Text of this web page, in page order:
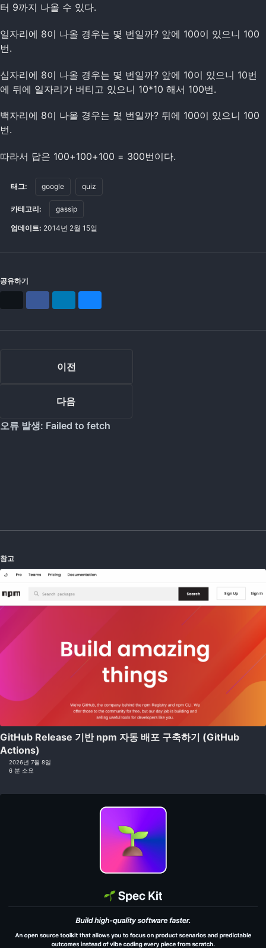
터 9까지 나올 수 있다.
일자리에 8이 나올 경우는 몇 번일까? 앞에 100이 있으니 100
번.
십자리에 8이 나올 경우는 몇 번일까? 앞에 10이 있으니 10번
에 뒤에 일자리가 버티고 있으니 10*10 해서 100번.
백자리에 8이 나올 경우는 몇 번일까? 뒤에 100이 있으니 100
번.
따라서 답은 100+100+100 = 300번이다.
태그: google quiz
카테고리: gassip
업데이트: 2014년 2월 15일
공유하기
이전
다음
참고
GitHub Release 기반 npm 자동 배포 구축하기 (GitHub
Actions)
2026년 7월 8일
6 분 소요